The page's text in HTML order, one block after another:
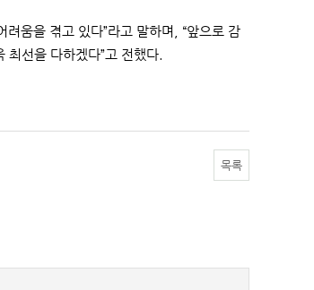
움을 겪고 있다”라고 말하며, “앞으로 감
최선을 다하겠다”고 전했다.
목록